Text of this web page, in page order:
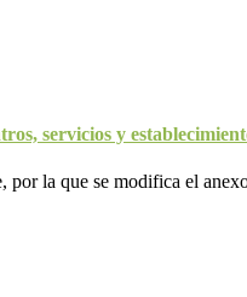
servicios y
la que se modifica el